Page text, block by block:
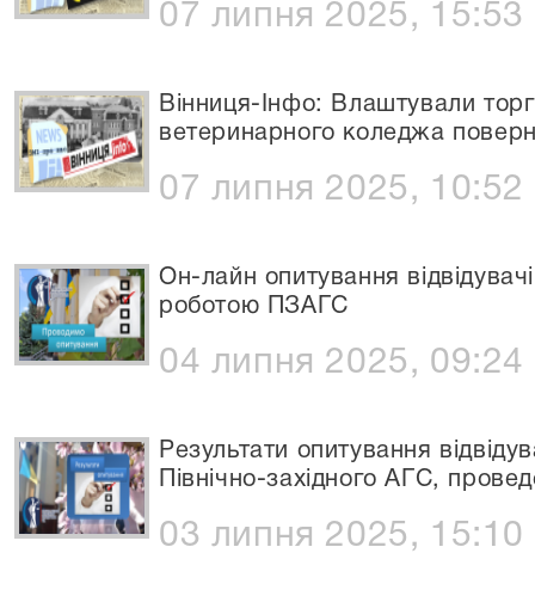
07 липня 2025, 15:53
Вінниця-Інфо: Влаштували
ветеринарного коледжа
07 липня 2025, 10:52
Он-лайн опитування
роботою ПЗАГС
04 липня 2025, 09:24
Результати опитування
Північно-західного АГС,
03 липня 2025, 15:10